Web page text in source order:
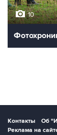
10
Контакты Об
Реклама на